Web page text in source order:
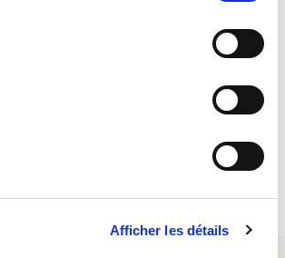
Afficher les détails
riche en opportunité
collective au sein d’un groupe familial